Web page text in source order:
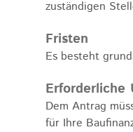
zuständigen
Fristen
Es besteht
Erforderliche
Dem Antrag
für Ihre